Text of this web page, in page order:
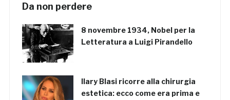
Da non perdere
8 novembre 1934, Nobel per la
Letteratura a Luigi Pirandello
Ilary Blasi ricorre alla chirurgia
estetica: ecco come era prima e